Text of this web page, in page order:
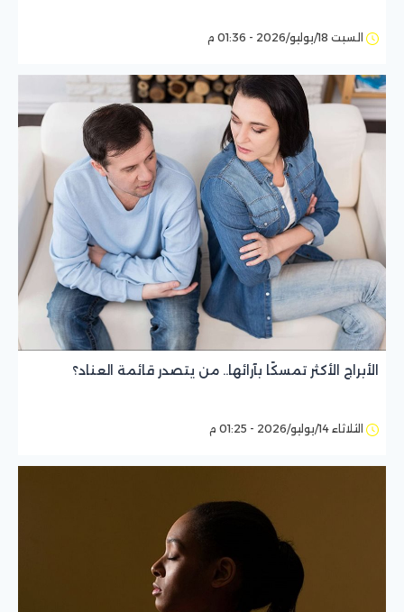
السبت 18/يوليو/2026 - 01:36 م
الأبراج الأكثر تمسكًا بآرائها.. من يتصدر قائمة العناد؟
الثلاثاء 14/يوليو/2026 - 01:25 م